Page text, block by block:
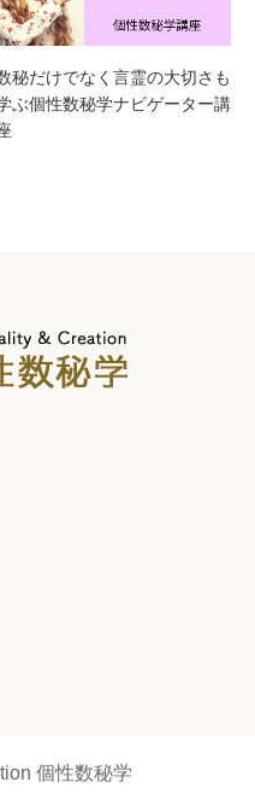
秘だけでなく言霊の大切さも
ぶ個性数秘学ナビゲーター講
個性数秘学